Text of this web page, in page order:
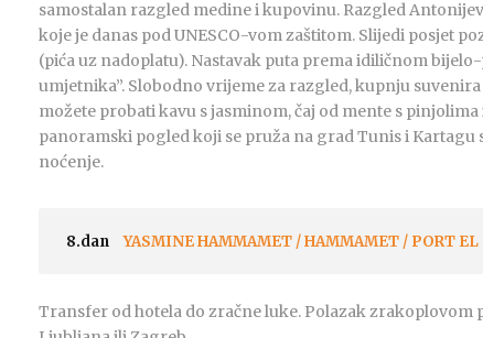
samostalan razgled medine i kupovinu. Razgled
koje je danas pod UNESCO-vom zaštitom. Slijedi posjet
(pića uz nadoplatu). Nastavak puta prema idiličnom
umjetnika”. Slobodno vrijeme za razgled, kupnju
možete probati kavu s jasminom, čaj od mente s
panoramski pogled koji se pruža na grad Tunis i
noćenje.
8.dan YASMINE HAMMAMET / HAMMAMET / PORT
Transfer od hotela do zračne luke. Polazak